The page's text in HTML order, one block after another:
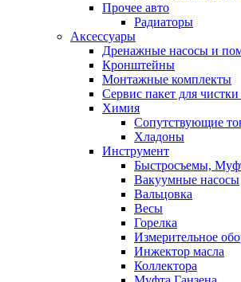
Прочее авто
Радиаторы
Аксессуары
Дренажные насосы и
Кронштейны
Монтажные комплекты
Сервис пакет для
Химия
Сопутствующие
Хладоны
Инструмент
Быстросъемы,
Вакуумные насосы
Вальцовка
Весы
Горелка
Измерительное
Инжектор масла
Коллектора